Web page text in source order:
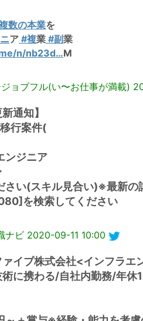
数の本業を
ア #複業 #副業
n/nb23d…M
ョブフル(い〜お仕事が満載)
通知】
行案件(
ンジニア
さい(スキル見合い)※最新の
を検索してください
ナビ 2020-09-11 10:00
イブ株式会社<インフラエ
に携わる/自社内勤務/年休